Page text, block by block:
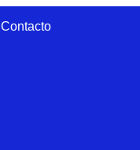
Contacto